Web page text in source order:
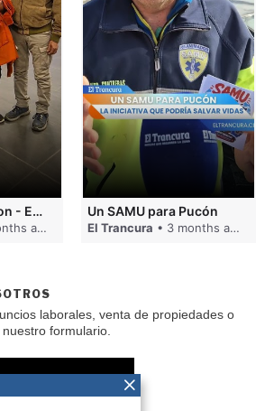
La Sonora Malecon - Enjoy Pucón
ago
Un SAMU para Pucón
El Trancura • 3 months ago
laborales, venta de propiedades o
formulario.
CLASIFICADO